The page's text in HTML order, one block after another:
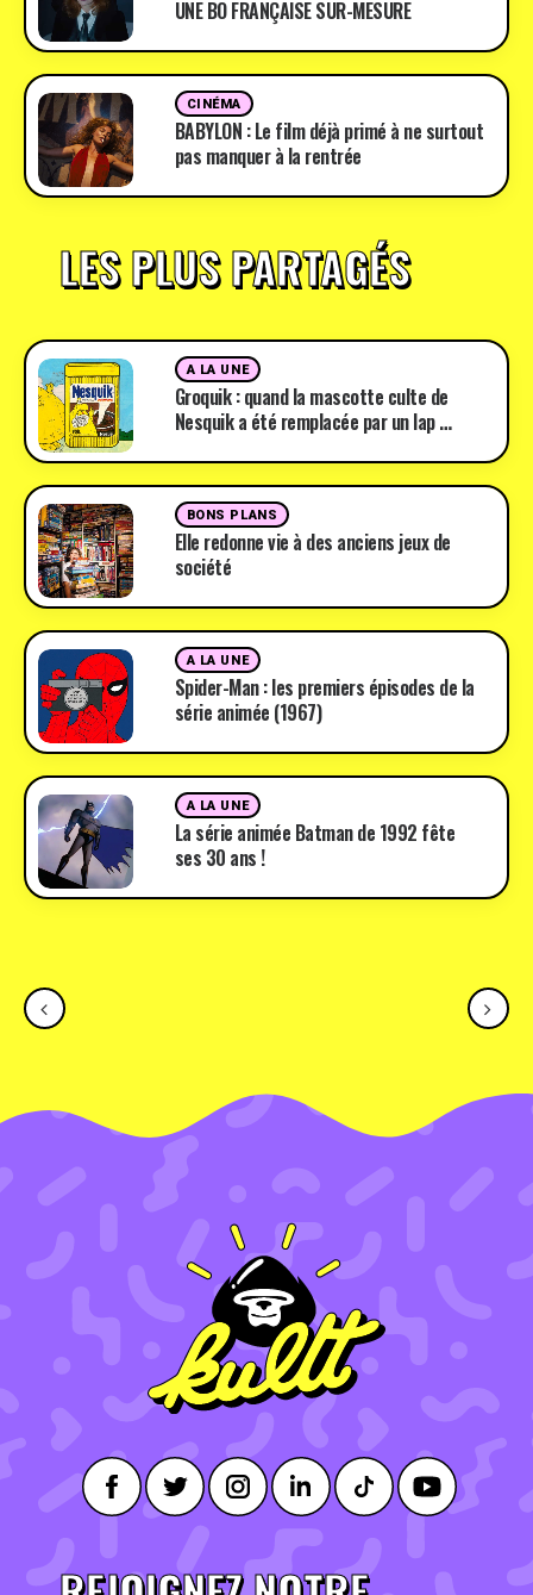
UNE BO FRANÇAISE SUR-MESURE
CINÉMA
BABYLON : Le film déjà primé à ne surtout
pas manquer à la rentrée
LES PLUS PARTAGÉS
A LA UNE
Groquik : quand la mascotte culte de
Nesquik a été remplacée par un lap …
BONS PLANS
Elle redonne vie à des anciens jeux de
société
A LA UNE
Spider-Man : les premiers épisodes de la
série animée (1967)
A LA UNE
La série animée Batman de 1992 fête
ses 30 ans !